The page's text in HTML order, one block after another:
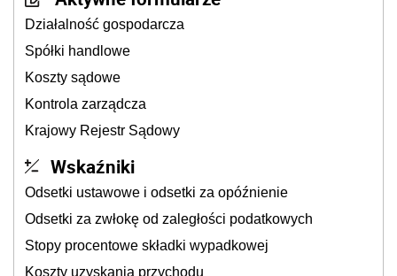
Działalność gospodarcza
Spółki handlowe
Koszty sądowe
Kontrola zarządcza
Krajowy Rejestr Sądowy
Wskaźniki
Odsetki ustawowe i odsetki za opóźnienie
Odsetki za zwłokę od zaległości podatkowych
Stopy procentowe składki wypadkowej
Koszty uzyskania przychodu